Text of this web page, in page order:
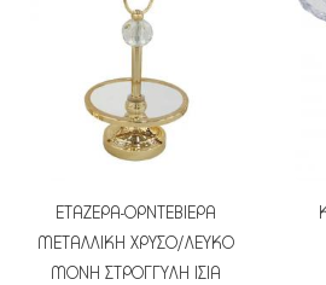
ΕΤΑΖΕΡΑ-ΟΡΝΤΕΒΙΕΡΑ
ΜΕΤΑΛΛΙΚΗ ΧΡΥΣΟ/ΛΕΥΚΟ
ΜΟΝΗ ΣΤΡΟΓΓΥΛΗ ΙΣΙΑ